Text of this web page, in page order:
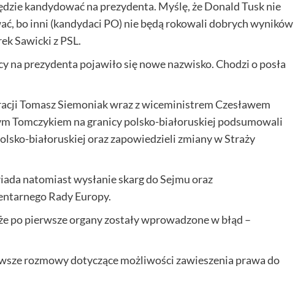
kandydować na prezydenta. Myślę, że Donald Tusk nie
bo inni (kandydaci PO) nie będą rokowali dobrych wyników
Sawicki z PSL.
prezydenta pojawiło się nowe nazwisko. Chodzi o posła
Tomasz Siemoniak wraz z wiceministrem Czesławem
Tomczykiem na granicy polsko-białoruskiej podsumowali
białoruskiej oraz zapowiedzieli zmiany w Straży
natomiast wysłanie skarg do Sejmu oraz
Rady Europy.
po pierwsze organy zostały wprowadzone w błąd –
rozmowy dotyczące możliwości zawieszenia prawa do